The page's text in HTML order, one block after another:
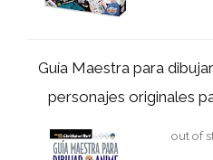
Guía Maestra para
personajes originales
out of